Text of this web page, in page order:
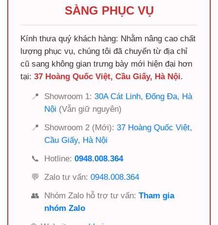
SÀNG PHỤC VỤ
Kính thưa quý khách hàng: Nhằm nâng cao chất
lượng phục vụ, chúng tôi đã chuyển từ địa chỉ
cũ sang không gian trưng bày mới hiện đại hơn
tại: 37 Hoàng Quốc Việt, Cầu Giấy, Hà Nội.
📍 Showroom 1: 30A Cát Linh, Đống Đa, Hà
Nội (Vẫn giữ nguyên)
📍
Showroom 2 (Mới): 37 Hoàng Quốc Việt,
Cầu Giấy, Hà Nội
📞
Hotline: 0948.008.364
💬
Zalo tư vấn: 0948.008.364
👥
Nhóm Zalo hỗ trợ tư vấn: Tham gia
nhóm Zalo